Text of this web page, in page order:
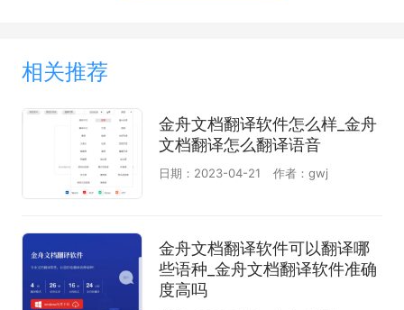
相关推荐
金舟文档翻译软件怎么样_金舟
文档翻译怎么翻译语音
日期：2023-04-21 作者：gwj
金舟文档翻译软件可以翻译哪
些语种_金舟文档翻译软件准确
度高吗